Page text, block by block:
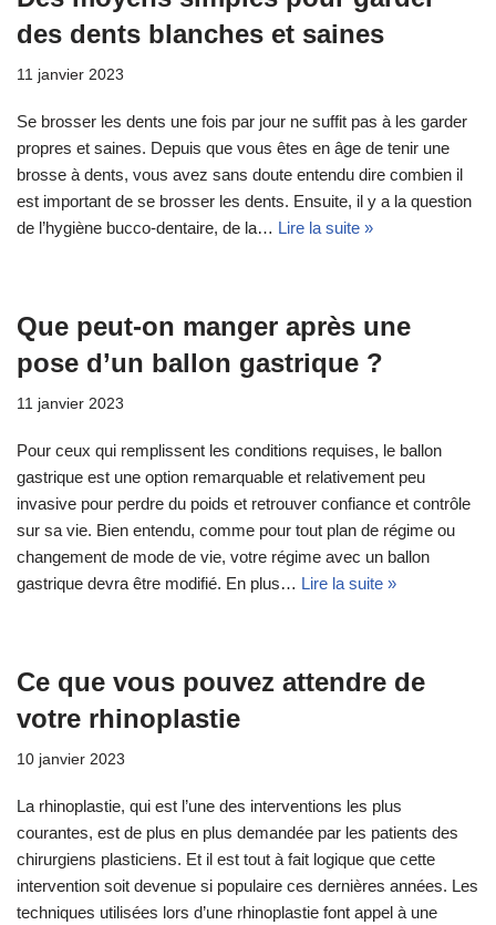
des dents blanches et saines
11 janvier 2023
Se brosser les dents une fois par jour ne suffit pas à les garder
propres et saines. Depuis que vous êtes en âge de tenir une
brosse à dents, vous avez sans doute entendu dire combien il
est important de se brosser les dents. Ensuite, il y a la question
de l’hygiène bucco-dentaire, de la… Lire la suite »
Que peut-on manger après une
pose d’un ballon gastrique ?
11 janvier 2023
Pour ceux qui remplissent les conditions requises, le ballon
gastrique est une option remarquable et relativement peu
invasive pour perdre du poids et retrouver confiance et contrôle
sur sa vie. Bien entendu, comme pour tout plan de régime ou
changement de mode de vie, votre régime avec un ballon
gastrique devra être modifié. En plus… Lire la suite »
Ce que vous pouvez attendre de
votre rhinoplastie
10 janvier 2023
La rhinoplastie, qui est l’une des interventions les plus
courantes, est de plus en plus demandée par les patients des
chirurgiens plasticiens. Et il est tout à fait logique que cette
intervention soit devenue si populaire ces dernières années. Les
techniques utilisées lors d’une rhinoplastie font appel à une